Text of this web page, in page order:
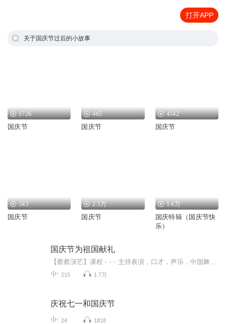
打开APP
关于国庆节过后的小故事
1726
国庆节
465
国庆节
4542
国庆节
543
国庆节
2.1万
国庆节
1.6万
国庆特辑（国庆节快
乐）
国庆节为祖国献礼
215 1.7万
庆祝七一和国庆节
24 1818